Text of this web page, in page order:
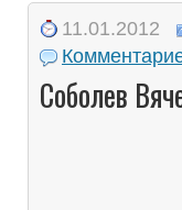
11.01.2012
Соболев